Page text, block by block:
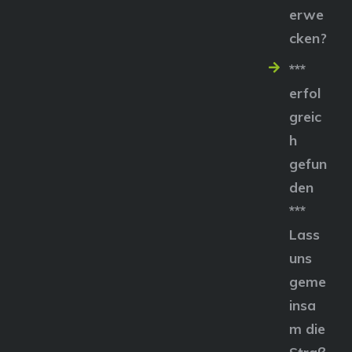
erwe
cken?
***
erfol
greic
h
gefun
den
***
Lass
uns
geme
insa
m die